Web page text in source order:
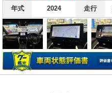
年式 2024 走行